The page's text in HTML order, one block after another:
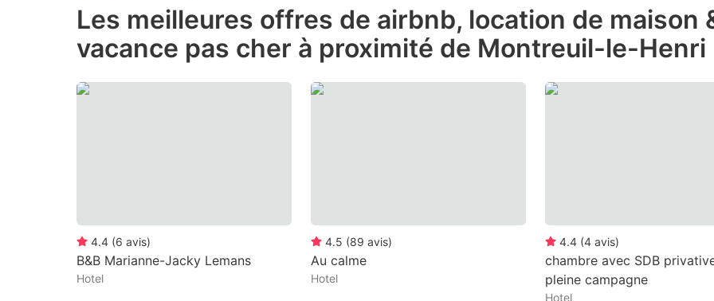
the
question
for
changing
the
question
for
changing
Les meilleures offres de airbnb, location de maison
vacance pas cher à proximité de Montreuil-le-Henri
4.4 (6 avis)
B&B Marianne-Jacky Lemans
Hotel
4.5 (89 avis)
Au calme
Hotel
4.4 (4 avis)
chambre avec SDB
pleine campagne
Hotel